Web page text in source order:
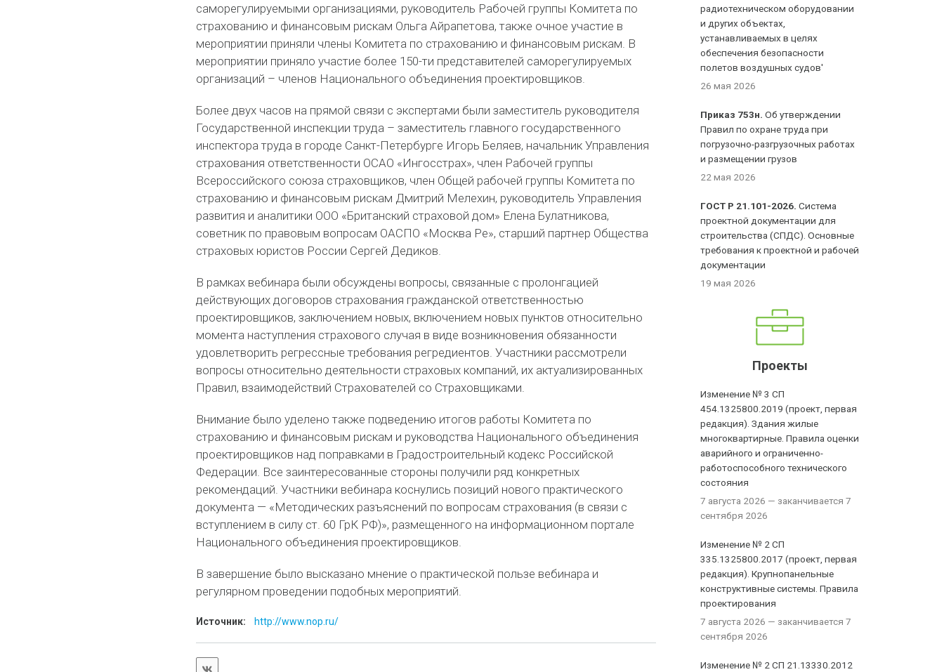
саморегулируемыми организациями, руководитель Рабочей группы Комитета по
страхованию и финансовым рискам Ольга Айрапетова, также очное участие в
мероприятии приняли члены Комитета по страхованию и финансовым рискам. В
мероприятии приняло участие более 150-ти представителей саморегулируемых
организаций – членов Национального объединения проектировщиков.
Более двух часов на прямой связи с экспертами были заместитель руководителя
Государственной инспекции труда – заместитель главного государственного
инспектора труда в городе Санкт-Петербурге Игорь Беляев, начальник Управления
страхования ответственности ОСАО «Ингосстрах», член Рабочей группы
Всероссийского союза страховщиков, член Общей рабочей группы Комитета по
страхованию и финансовым рискам Дмитрий Мелехин, руководитель Управления
развития и аналитики ООО «Британский страховой дом» Елена Булатникова,
советник по правовым вопросам ОАСПО «Москва Ре», старший партнер Общества
страховых юристов России Сергей Дедиков.
В рамках вебинара были обсуждены вопросы, связанные с пролонгацией
действующих договоров страхования гражданской ответственностью
проектировщиков, заключением новых, включением новых пунктов относительно
момента наступления страхового случая в виде возникновения обязанности
удовлетворить регрессные требования регредиентов. Участники рассмотрели
вопросы относительно деятельности страховых компаний, их актуализированных
Правил, взаимодействий Страхователей со Страховщиками.
Внимание было уделено также подведению итогов работы Комитета по
страхованию и финансовым рискам и руководства Национального объединения
проектировщиков над поправками в Градостроительный кодекс Российской
Федерации. Все заинтересованные стороны получили ряд конкретных
рекомендаций. Участники вебинара коснулись позиций нового практического
документа — «Методических разъяснений по вопросам страхования (в связи с
вступлением в силу ст. 60 ГрК РФ)», размещенного на информационном портале
Национального объединения проектировщиков.
В завершение было высказано мнение о практической пользе вебинара и
регулярном проведении подобных мероприятий.
Источник: http://www.nop.ru/
радиотехническом оборудовании
и других объектах,
устанавливаемых в целях
обеспечения безопасности
полетов воздушных судов'
26 мая 2026
Приказ 753н. Об утверждении
Правил по охране труда при
погрузочно-разгрузочных работах
и размещении грузов
22 мая 2026
ГОСТ Р 21.101-2026. Система
проектной документации для
строительства (СПДС). Основные
требования к проектной и рабочей
документации
19 мая 2026
Проекты
Изменение № 3 СП
454.1325800.2019 (проект, первая
редакция). Здания жилые
многоквартирные. Правила оценки
аварийного и ограниченно-
работоспособного технического
состояния
7 августа 2026 — заканчивается 7
сентября 2026
Изменение № 2 СП
335.1325800.2017 (проект, первая
редакция). Крупнопанельные
конструктивные системы. Правила
проектирования
7 августа 2026 — заканчивается 7
сентября 2026
Изменение № 2 СП 21.13330.2012